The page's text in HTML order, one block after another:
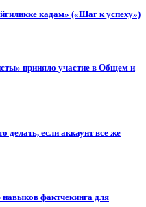
кадам» («Шаг к успеху»)
приняло участие в Общем и
делать, если аккаунт все же
фактчекинга для